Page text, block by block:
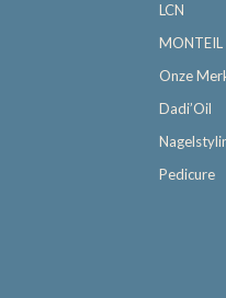
LCN
MONTEIL
Onze
Dadi’Oil
Pedicure